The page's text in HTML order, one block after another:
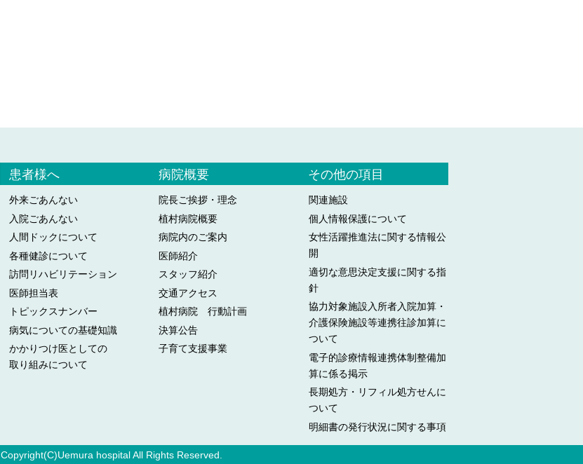
患者様へ
外来ごあんない
入院ごあんない
人間ドックについて
各種健診について
訪問リハビリテーション
医師担当表
トピックスナンバー
病気についての基礎知識
かかりつけ医としての
取り組みについて
病院概要
院長ご挨拶・理念
植村病院概要
病院内のご案内
医師紹介
スタッフ紹介
交通アクセス
植村病院 行動計画
決算公告
子育て支援事業
その他の項目
関連施設
個人情報保護について
女性活躍推進法に関する情報公
開
適切な意思決定支援に関する指
針
協力対象施設入所者入院加算・
介護保険施設等連携往診加算に
ついて
電子的診療情報連携体制整備加
算に係る掲示
長期処方・リフィル処方せんに
ついて
明細書の発行状況に関する事項
Copyright(C)Uemura hospital All Rights Reserved.